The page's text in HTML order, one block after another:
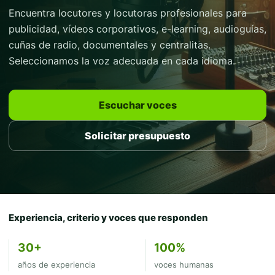
Encuentra locutores y locutoras profesionales para
publicidad, vídeos corporativos, e-learning, audioguías,
cuñas de radio, documentales y centralitas.
Seleccionamos la voz adecuada en cada idioma.
Escuchar voces
Solicitar presupuesto
Experiencia, criterio y voces que responden
30+
años de experiencia
100%
voces humanas